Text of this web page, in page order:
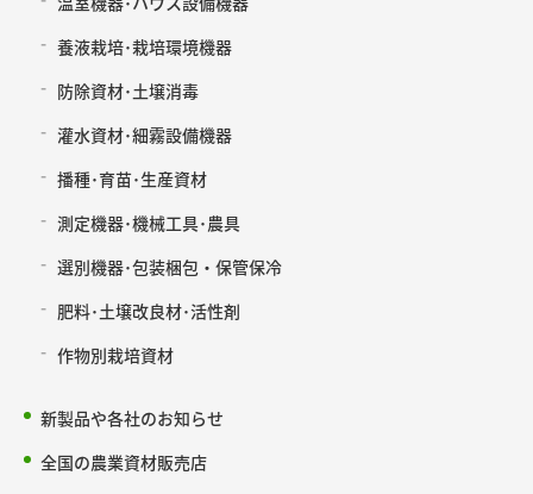
養液栽培･栽培環境機器
防除資材･土壌消毒
灌水資材･細霧設備機器
播種･育苗･生産資材
測定機器･機械工具･農具
選別機器･包装梱包・保管保冷
肥料･土壌改良材･活性剤
作物別栽培資材
新製品や各社のお知らせ
全国の農業資材販売店